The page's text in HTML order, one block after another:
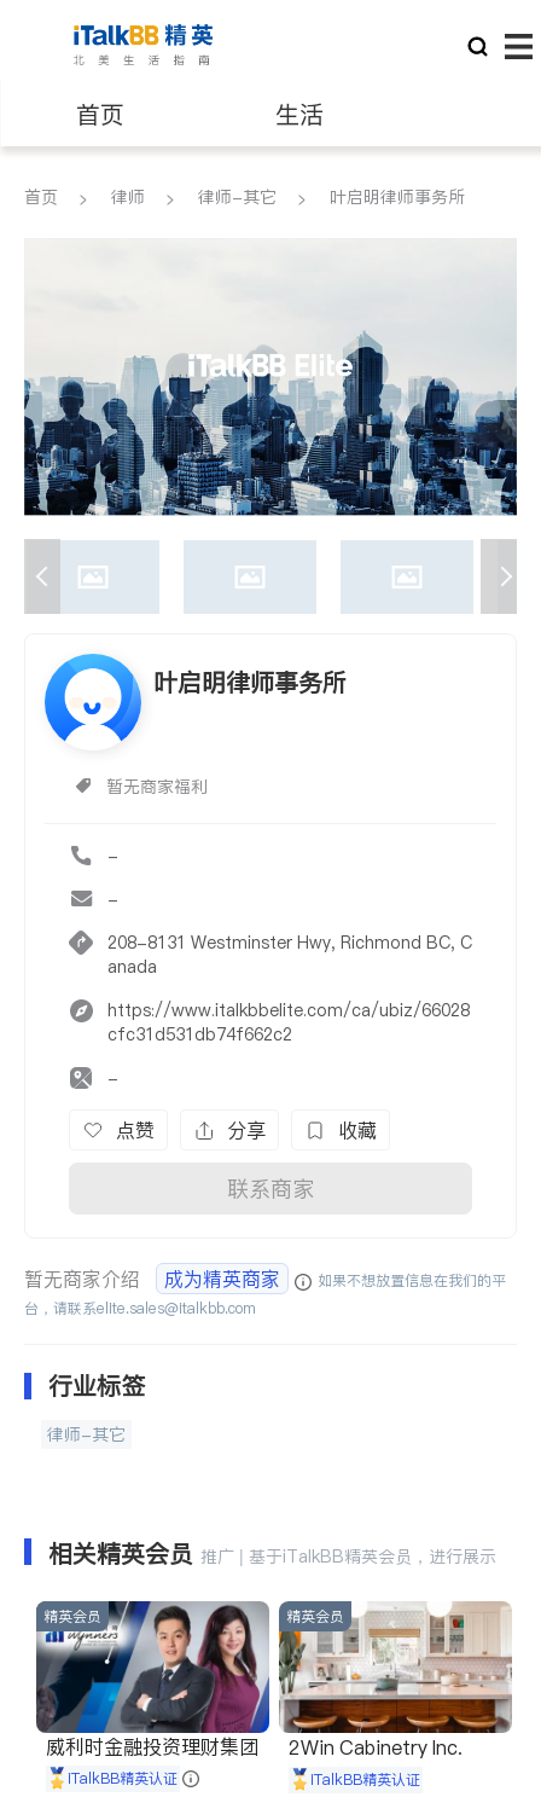
首页 生活
医生 律师
会计师
建筑装修
首页 律师 律师-其它 叶启明律师事务所
叶启明律师事务所
暂无商家福利
-
-
208-8131 Westminster Hwy, Richmond BC, C
anada
https://www.italkbbelite.com/ca/ubiz/66028
cfc31d531db74f662c2
-
点赞 分享 收藏
联系商家
暂无商家介绍 成为精英商家
如果不想放置信息在我们的平
台，请联系elite.sales@italkbb.com
行业标签
律师-其它
相关精英会员 推广 | 基于iTalkBB精英会员，进行展示
精英会员
威利时金融投资理财集团
iTalkBB精英认证
精英会员
2Win Cabinetry Inc.
iTalkBB精英认证